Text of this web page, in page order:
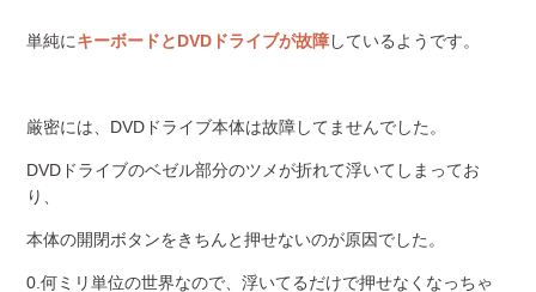
単純にキーボードとDVDドライブが故障しているようです。
厳密には、DVDドライブ本体は故障してませんでした。
DVDドライブのベゼル部分のツメが折れて浮いてしまってお
り、
本体の開閉ボタンをきちんと押せないのが原因でした。
0.何ミリ単位の世界なので、浮いてるだけで押せなくなっちゃ